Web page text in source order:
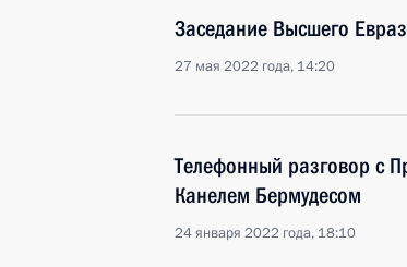
Заседание Высшего
27 мая 2022 года, 14:20
Телефонный разговор с
Канелем Бермудесом
24 января 2022 года, 18:10